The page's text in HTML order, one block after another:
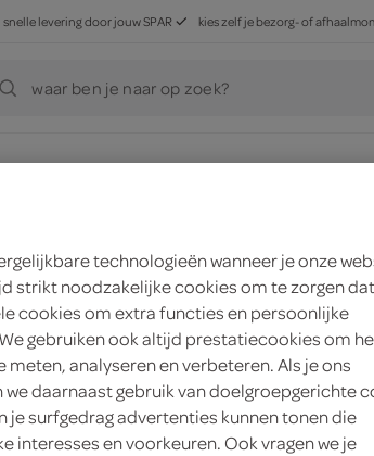
snelle levering door jouw SPAR kies zelf je bezorg- of
waar ben je naar op zoek?
automatisch verwerkt in de winkelmand.
technologieën wanneer je onze
strikt noodzakelijke cookies om te zorgen
cookies om extra functies en persoonlijke
gebruiken ook altijd prestatiecookies om
meten, analyseren en verbeteren. Als je ons
daarnaast gebruik van doelgroepgerichte
je surfgedrag advertenties kunnen tonen die
interesses en voorkeuren. Ook vragen we je